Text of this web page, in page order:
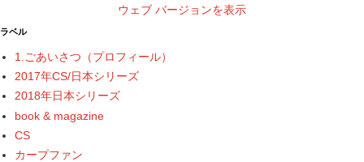
ウェブ バージョンを表示
ラベル
1.ごあいさつ（プロフィール）
2017年CS/日本シリーズ
2018年日本シリーズ
book & magazine
CS
カープファン